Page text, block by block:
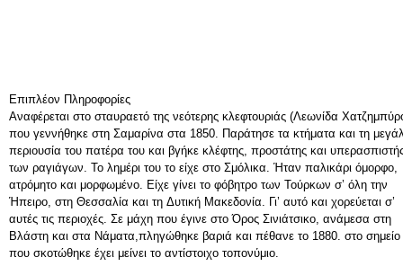
Επιπλέον Πληροφορίες
Αναφέρεται στο σταυραετό της νεότερης κλεφτουριάς (Λεωνίδα
που γεννήθηκε στη Σαμαρίνα στα 1850. Παράτησε τα κτήματα και τη
περιουσία του πατέρα του και βγήκε κλέφτης, προστάτης και
των ραγιάγων. Το λημέρι του το είχε στο Σμόλικα. Ήταν παλικάρι όμορφο,
ατρόμητο και μορφωμένο. Είχε γίνει το φόβητρο των Τούρκων σ’ όλη την
Ήπειρο, στη Θεσσαλία και τη Δυτική Μακεδονία. Γι’ αυτό και χορεύεται σ’
αυτές τις περιοχές. Σε μάχη που έγινε στο Όρος Σινιάτσικο, ανάμεσα στη
Βλάστη και στα Νάματα,πληγώθηκε βαριά και πέθανε το 1880. στο σημείο
που σκοτώθηκε έχει μείνει το αντίστοιχο τοπονύμιο.